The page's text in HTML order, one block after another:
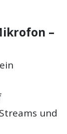
–
und